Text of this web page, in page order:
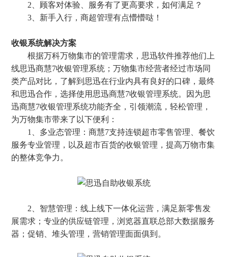
2、顾客对体验、服务有了更高要求，如何满足？
3、新手入行，商超管理有点懵懵哒！
收银系统解决方案
根据万科万物集市的管理需求，思迅软件推荐他们上
线思迅商慧7收银管理系统；万物集市经营者经过市场同
类产品对比，了解到思迅在行业内具有良好的口碑，最终
和思迅合作，选择使用思迅商慧7收银管理系统。因为思
迅商慧7收银管理系统功能齐全，引领潮流，轻松管理，
为万物集市带来了以下便利：
1、多业态管理：商慧7支持连锁超市零售管理、餐饮
服务专业管理，以及超市百货的收银管理，提高万物市集
的整体竞争力。
2、智慧管理：线上线下一体化运营，满足新零售发
展需求；专业的供应链管理，浏览器直联总部大数据服务
器；促销、堆头管理，营销管理面面俱到。